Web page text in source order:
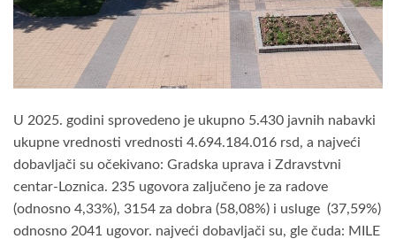
U 2025. godini sprovedeno je ukupno 5.430 javnih nabavki
ukupne vrednosti vrednosti 4.694.184.016 rsd, a najveći
dobavljači su očekivano: Gradska uprava i Zdravstvni
centar-Loznica. 235 ugovora zaljučeno je za radove
(odnosno 4,33%), 3154 za dobra (58,08%) i usluge (37,59%)
odnosno 2041 ugovor. najveći dobavljači su, gle čuda: MILE